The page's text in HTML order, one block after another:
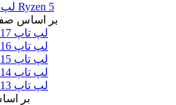
لپ تاپ Ryzen 5
بر اساس
لپ تاپ 17 اینچ
لپ تاپ 16 اینچ
لپ تاپ 15 اینچ
لپ تاپ 14 اینچ
لپ تاپ 13 اینچ
بر